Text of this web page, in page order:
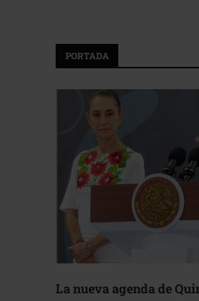
PORTADA
La nueva agenda de